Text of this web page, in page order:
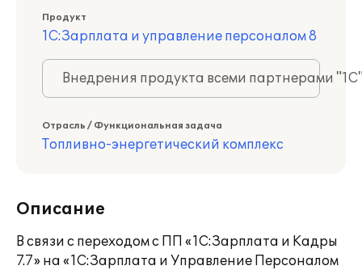
Продукт
1С:Зарплата и управление персоналом 8
Внедрения продукта всеми партнерами
Отрасль / Функциональная задача
Топливно-энергетический комплекс
Описание
В связи с переходом с ПП «1С:Зарплата и Кадры
7.7» на «1С:Зарплата и Управление Персоналом